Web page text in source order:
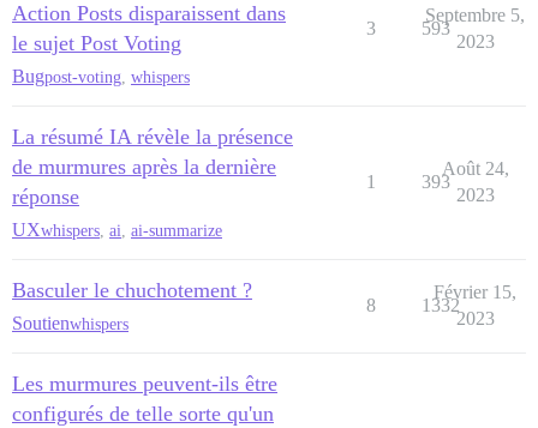
Action Posts disparaissent dans
le sujet Post Voting
Bugpost-voting whispers
3 593
Septembre 5,
2023
La résumé IA révèle la présence
de murmures après la dernière
réponse
UXwhispers ai ai-summarize
1 393
Août 24,
2023
Basculer le chuchotement ?
Soutienwhispers
8 1332
Février 15,
2023
Les murmures peuvent-ils être
configurés de telle sorte qu'un